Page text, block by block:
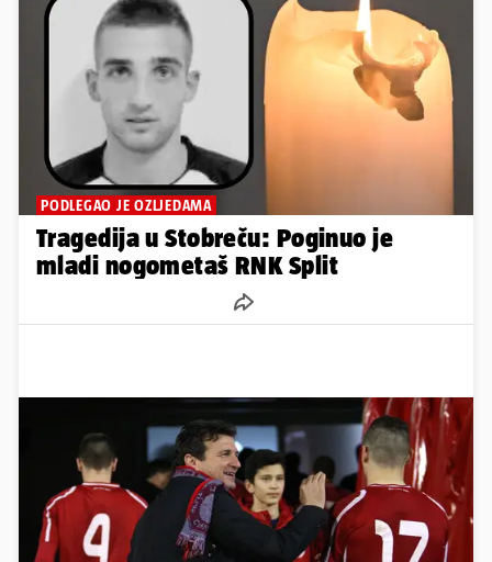
PODLEGAO JE OZLJEDAMA
Tragedija u Stobreču: Poginuo je
mladi nogometaš RNK Split